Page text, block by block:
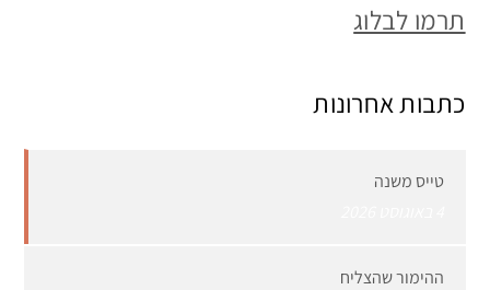
תרמו לבלוג
כתבות אחרונות
טייס משנה
ההימור שהצליח